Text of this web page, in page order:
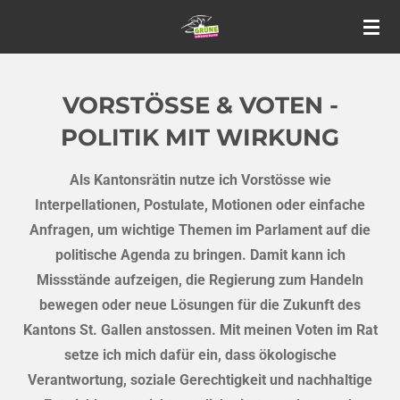
VORSTÖSSE & VOTEN -
POLITIK MIT WIRKUNG
Als Kantonsrätin nutze ich Vorstösse wie
Interpellationen, Postulate, Motionen oder einfache
Anfragen, um wichtige Themen im Parlament auf die
politische Agenda zu bringen. Damit kann ich
Missstände aufzeigen, die Regierung zum Handeln
bewegen oder neue Lösungen für die Zukunft des
Kantons St. Gallen anstossen. Mit meinen Voten im Rat
setze ich mich dafür ein, dass ökologische
Verantwortung, soziale Gerechtigkeit und nachhaltige